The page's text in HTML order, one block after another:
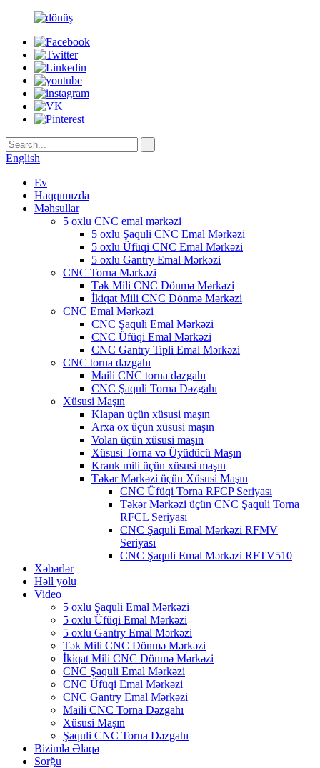
English
Ev
Haqqımızda
Məhsullar
5 oxlu CNC emal mərkəzi
5 oxlu Şaquli CNC Emal Mərkəzi
5 oxlu Üfüqi CNC Emal Mərkəzi
5 oxlu Gantry Emal Mərkəzi
CNC Torna Mərkəzi
Tək Mili CNC Dönmə Mərkəzi
İkiqat Mili CNC Dönmə Mərkəzi
CNC Emal Mərkəzi
CNC Şaquli Emal Mərkəzi
CNC Üfüqi Emal Mərkəzi
CNC Gantry Tipli Emal Mərkəzi
CNC torna dəzgahı
Maili CNC torna dəzgahı
CNC Şaquli Torna Dəzgahı
Xüsusi Maşın
Klapan üçün xüsusi maşın
Arxa ox üçün xüsusi maşın
Volan üçün xüsusi maşın
Xüsusi Torna və Üyüdücü Maşın
Krank mili üçün xüsusi maşın
Təkər Mərkəzi üçün Xüsusi Maşın
CNC Üfüqi Torna RFCP Seriyası
Təkər Mərkəzi üçün CNC Şaquli Torna
RFCL Seriyası
CNC Şaquli Emal Mərkəzi RFMV
Seriyası
CNC Şaquli Emal Mərkəzi RFTV510
Xəbərlər
Həll yolu
Video
5 oxlu Şaquli Emal Mərkəzi
5 oxlu Üfüqi Emal Mərkəzi
5 oxlu Gantry Emal Mərkəzi
Tək Mili CNC Dönmə Mərkəzi
İkiqat Mili CNC Dönmə Mərkəzi
CNC Şaquli Emal Mərkəzi
CNC Üfüqi Emal Mərkəzi
CNC Gantry Emal Mərkəzi
Maili CNC Torna Dəzgahı
Xüsusi Maşın
Şaquli CNC Torna Dəzgahı
Bizimlə Əlaqə
Sorğu